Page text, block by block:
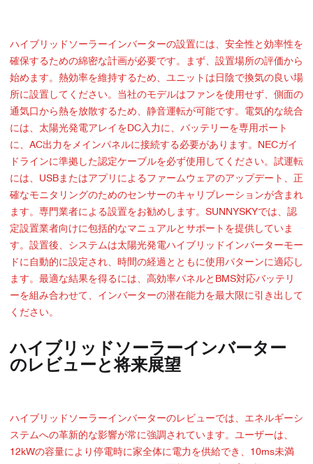
ハイブリッドソーラーインバーターの設置には、安全性と効率性を
確保するための綿密な計画が必要です。まず、設置場所の評価から
始めます。熱効率を維持するため、ユニットは日陰で換気の良い場
所に設置してください。当社のモデルはファンを使用せず、側面の
通気口から熱を放散するため、静音運転が可能です。電気的な統合
には、太陽光発電アレイをDC入力に、バッテリーを専用ポート
に、AC出力をメインパネルに接続する必要があります。NECガイ
ドラインに準拠した認定ケーブルを必ず使用してください。試運転
には、USBまたはアプリによるファームウェアのアップデート、正
確なモニタリングのためのセンサーのキャリブレーションが含まれ
ます。専門業者による設置をお勧めします。SUNNYSKYでは、認
定設置業者向けに包括的なマニュアルとサポートを提供していま
す。設置後、システムは太陽光発電ハイブリッドインバーターモー
ドに自動的に設定され、時間の経過とともに使用パターンに適応し
ます。最適な結果を得るには、高効率パネルとBMS対応バッテリ
ーを組み合わせて、インバーターの潜在能力を最大限に引き出して
ください。
ハイブリッドソーラーインバーター
のレビューと将来展望
ハイブリッドソーラーインバーターのレビューでは、エネルギーシ
ステムへの革新的な影響が常に強調されています。ユーザーは、
12kWの容量により停電時に家全体に電力を供給でき、10ms未満